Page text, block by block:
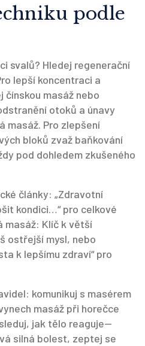
podle
svalů? Hledej regenerační
lepší koncentraci a
čínskou masáž nebo
otoků a únavy
masáž. Pro zlepšení
bloků zvaž baňkování
pod dohledem zkušeného
články: „Zdravotní
kondici…“ pro celkové
masáž: Klíč k větší
ostřejší mysl, nebo
k lepšímu zdraví“ pro
komunikuj s masérem
masáž při horečce
jak tělo reaguje—
silná bolest, zeptej se